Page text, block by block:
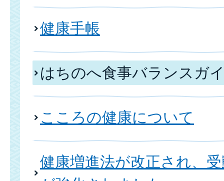
健康手帳
はちのへ食事バランスガ
こころの健康について
健康増進法が改正され、